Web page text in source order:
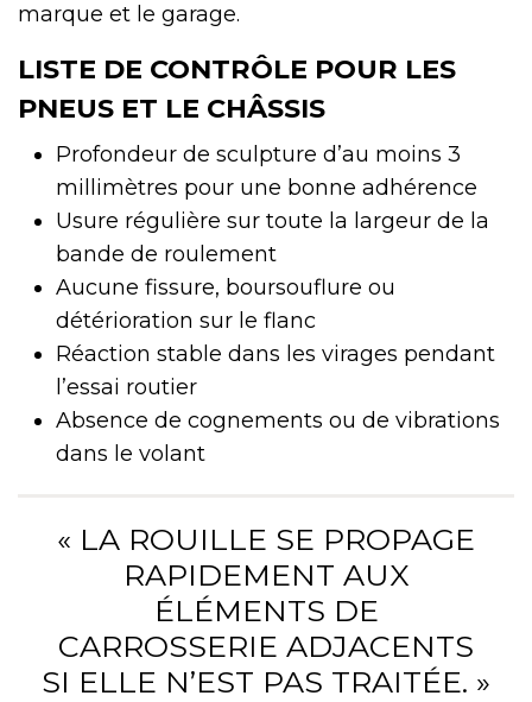
marque et le garage.
LISTE DE CONTRÔLE POUR LES
PNEUS ET LE CHÂSSIS
Profondeur de sculpture d’au moins 3
millimètres pour une bonne adhérence
Usure régulière sur toute la largeur de la
bande de roulement
Aucune fissure, boursouflure ou
détérioration sur le flanc
Réaction stable dans les virages pendant
l’essai routier
Absence de cognements ou de vibrations
dans le volant
« LA ROUILLE SE PROPAGE
RAPIDEMENT AUX
ÉLÉMENTS DE
CARROSSERIE ADJACENTS
SI ELLE N’EST PAS TRAITÉE. »